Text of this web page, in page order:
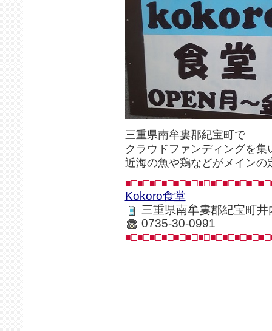
三重県南牟婁郡紀宝町で
クラウドファンディングを
近海の魚や鶏などがメイン
Kokoro食堂
三重県南牟婁郡紀宝町井
0735-30-0991